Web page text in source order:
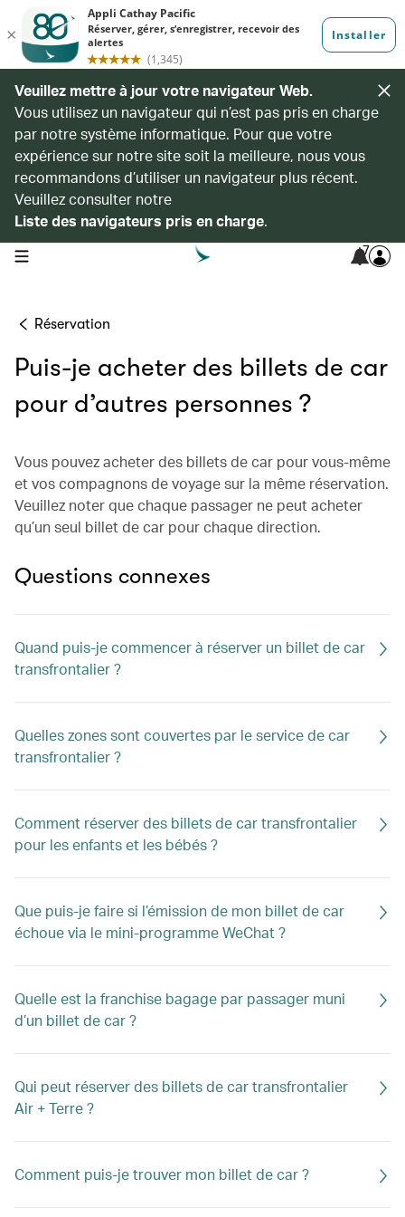
Veuillez mettre à jour votre navigateur Web.
Vous utilisez un navigateur qui n’est pas pris en charge
par notre système informatique. Pour que votre
expérience sur notre site soit la meilleure, nous vous
recommandons d’utiliser un navigateur plus récent.
Veuillez consulter notre
Liste des navigateurs pris en charge.
open navigation menu 7
Réservation
Puis-je acheter des billets de car
pour d’autres personnes ?
Vous pouvez acheter des billets de car pour vous-même
et vos compagnons de voyage sur la même réservation.
Veuillez noter que chaque passager ne peut acheter
qu’un seul billet de car pour chaque direction.
Questions connexes
Quand puis-je commencer à réserver un billet de car
transfrontalier ?
Quelles zones sont couvertes par le service de car
transfrontalier ?
Comment réserver des billets de car transfrontalier
pour les enfants et les bébés ?
Que puis-je faire si l’émission de mon billet de car
échoue via le mini-programme WeChat ?
Quelle est la franchise bagage par passager muni
d’un billet de car ?
Qui peut réserver des billets de car transfrontalier
Air + Terre ?
Comment puis-je trouver mon billet de car ?